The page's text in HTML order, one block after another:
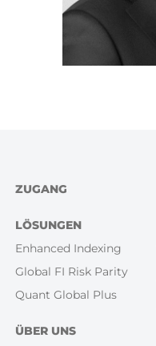
Footer
ZUGANG
LÖSUNGEN
Enhanced Indexing
Global FI Risk Parity
Quant Global Plus
ÜBER UNS